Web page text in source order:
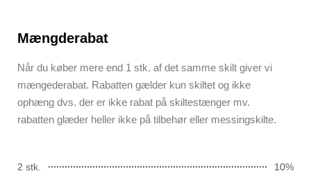
Mængderabat
Når du køber mere end 1 stk. af det samme skilt giver vi
mængederabat. Rabatten gælder kun skiltet og ikke
ophæng dvs. der er ikke rabat på skiltestænger mv.
rabatten glæder heller ikke på tilbehør eller messingskilte.
2 stk.
10%